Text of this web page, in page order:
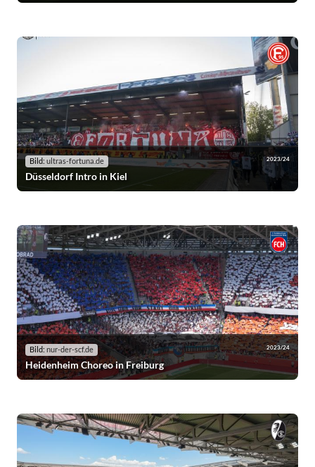
Bild: ultras-fortuna.de 2023/24
Düsseldorf Intro in Kiel
Bild: nur-der-scf.de 2023/24
Heidenheim Choreo in Freiburg